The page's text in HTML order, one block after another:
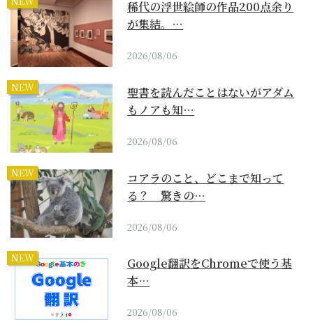
稀代の浮世絵師の作品200点余り
が集結。…
2026/08/06
NEW
聖書を読んだことはないがアダム
もノアも知…
2026/08/06
NEW
コアラのこと、どこまで知って
る？ 驚きの…
2026/08/06
NEW
Google翻訳をChromeで使う基
本…
2026/08/06